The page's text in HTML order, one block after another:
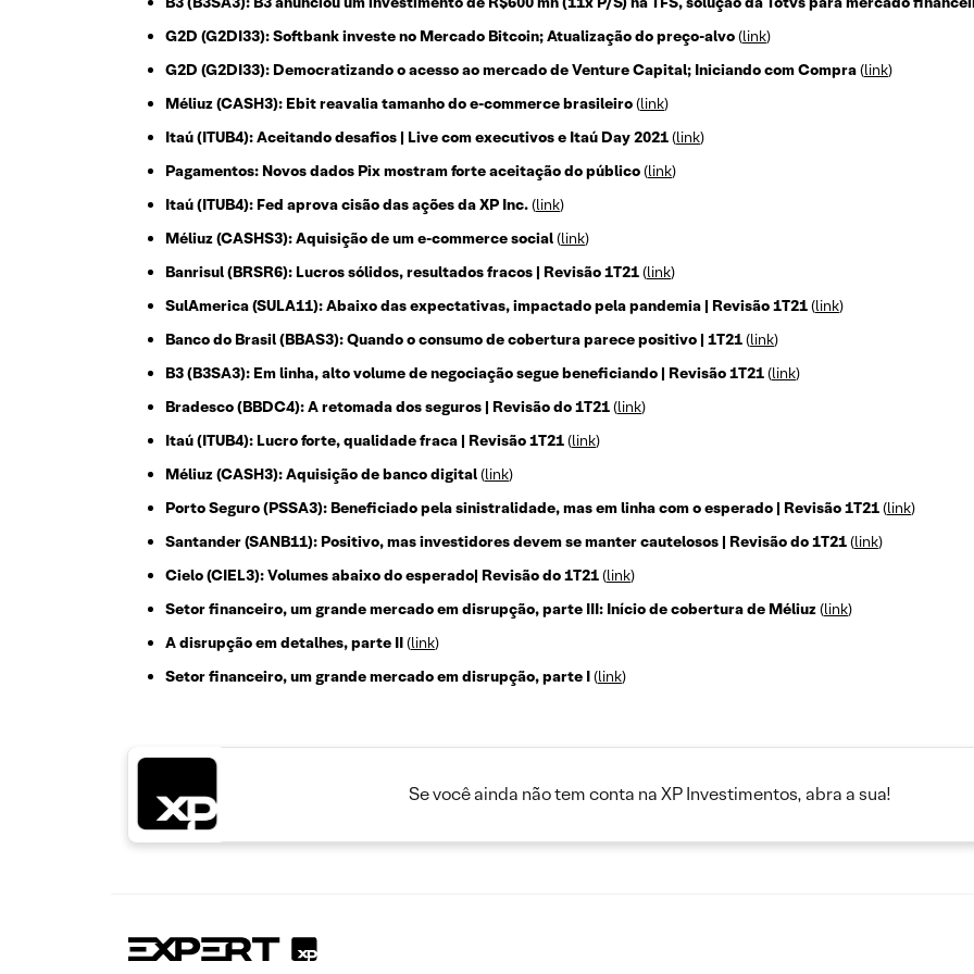
G2D (G2DI33): Softbank investe no Mercado Bitcoin; Atualização do preço-alvo(link)
G2D (G2DI33): Democratizando o acesso ao mercado de Venture Capital; Iniciando com Compra(link)
Méliuz (CASH3): Ebit reavalia tamanho do e-commerce brasileiro(link)
Itaú (ITUB4): Aceitando desafios | Live com executivos e Itaú Day 2021(link)
Pagamentos: Novos dados Pix mostram forte aceitação do público(link)
Itaú (ITUB4): Fed aprova cisão das ações da XP Inc.(link)
Méliuz (CASHS3): Aquisição de um e-commerce social(link)
Banrisul (BRSR6): Lucros sólidos, resultados fracos | Revisão 1T21(link)
SulAmerica (SULA11): Abaixo das expectativas, impactado pela pandemia | Revisão 1T21(link)
Banco do Brasil (BBAS3): Quando o consumo de cobertura parece positivo | 1T21(link)
B3 (B3SA3): Em linha, alto volume de negociação segue beneficiando | Revisão 1T21(link)
Bradesco (BBDC4): A retomada dos seguros | Revisão do 1T21(link)
Itaú (ITUB4): Lucro forte, qualidade fraca | Revisão 1T21(link)
Méliuz (CASH3): Aquisição de banco digital(link)
Porto Seguro (PSSA3): Beneficiado pela sinistralidade, mas em linha com o esperado | Revisão 1T21(link)
Santander (SANB11): Positivo, mas investidores devem se manter cautelosos | Revisão do 1T21(link)
Cielo (CIEL3): Volumes abaixo do esperado| Revisão do 1T21(link)
Setor financeiro, um grande mercado em disrupção, parte III: Início de cobertura de Méliuz(link)
A disrupção em detalhes, parte II(link)
Setor financeiro, um grande mercado em disrupção, parte I(link)
Se você ainda não tem conta na XP Investimentos, abra a sua!